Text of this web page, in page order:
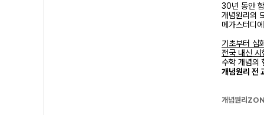
30년 동안 함
개념원리의
메가스터디
기초부터 심
전국 내신 시
수학 개념의
개념원리 전
개념원리